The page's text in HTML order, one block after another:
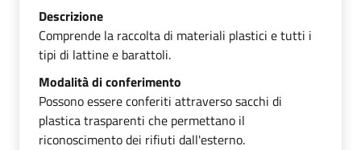
Descrizione
Comprende la raccolta di materiali plastici e tutti i
tipi di lattine e barattoli.
Modalità di conferimento
Possono essere conferiti attraverso sacchi di
plastica trasparenti che permettano il
riconoscimento dei rifiuti dall'esterno.